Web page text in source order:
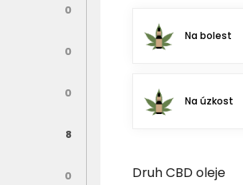
0
0
0
8
0
Na bolest
Na úzkost
Druh CBD oleje